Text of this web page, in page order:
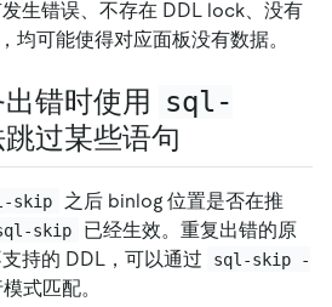
生错误、不存在 DDL lock、没有
均可能使得对应面板没有数据。
错时使用
sql-
过某些语句
skip
之后 binlog 位置是否在推
skip
已经生效。重复出错的原
持的 DDL，可以通过
sql-skip -
式匹配。